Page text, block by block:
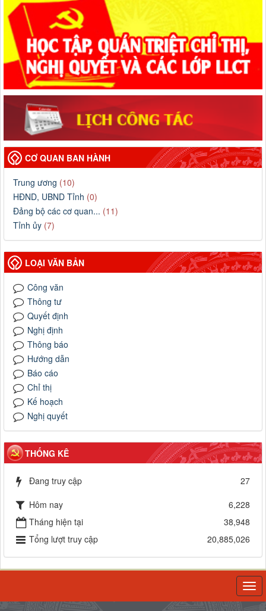
CƠ QUAN BAN HÀNH
Trung ương (10)
HĐND, UBND Tỉnh (0)
Đảng bộ các cơ quan... (11)
Tỉnh ủy (7)
LOẠI VĂN BẢN
Công văn
Thông tư
Quyết định
Nghị định
Thông báo
Hướng dẫn
Báo cáo
Chỉ thị
Kế hoạch
Nghị quyết
THỐNG KÊ
Đang truy cập
27
Hôm nay
6,228
Tháng hiện tại
38,948
Tổng lượt truy cập
20,885,026